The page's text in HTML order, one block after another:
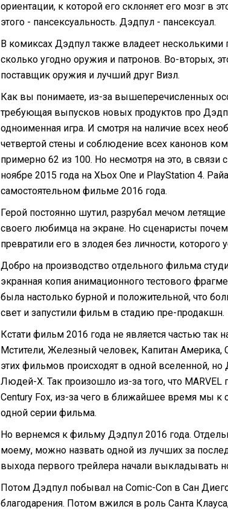
ориентации, к которой его склоняет его мозг в
этого - пансексуальность. Дэдпул - пансексуал.
В комиксах Дэдпул также владеет
сколько угодно оружия и патронов. Во-вторых,
поставщик оружия и лучший друг Визл.
Как вы понимаете, из-за вышеперечисленных
требующая выпусков новых продуктов про
одноименная игра. И смотря на наличие всех
четвертой стены и соблюдение всех канонов
примерно 62 из 100. Но несмотря на это, в
ноябре 2015 года на ХЬох One и PlayStation 4.
самостоятельном фильме 2016 года.
Герой постоянно шутил, разрубал мечом
своего любимца на экране. Но сценаристы
превратили его в злодея без личности, которого
Добро на производство отдельного фильма
экранная копия анимационного тестового
была настолько бурной и положительной, что
свет и запустили фильм в стадию пре-продакшн.
Кстати фильм 2016 года не является частью
Мстители, Железный человек, Капитан Америка,
этих фильмов происходят в одной вселенной,
Людей-Х. Так произошло из-за того, что
Century Fox, из-за чего в ближайшее время мы
одной серии фильма.
Но вернемся к фильму Дэдпул 2016 года.
моему, можно назвать одной из лучших за
выхода первого трейлера начали выкладывать
Потом Дэдпул побывал на Comic-Con в Сан
благодарения. Потом вжился в роль Санта